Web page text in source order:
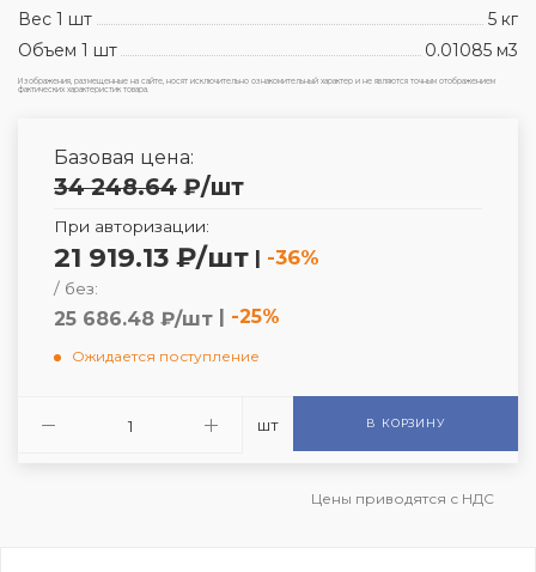
Вес 1 шт
5 кг
Объем 1 шт
0.01085 м3
Изображения, размещенные на сайте, носят исключительно ознакомительный характер и не являются точным отображением
фактических характеристик товара.
Базовая цена:
34 248.64 ₽/шт
При авторизации:
21 919.13 ₽/шт | -36%
/ без:
25 686.48 ₽/шт | -25%
Ожидается поступление
шт В КОРЗИНУ
Цены приводятся с НДС